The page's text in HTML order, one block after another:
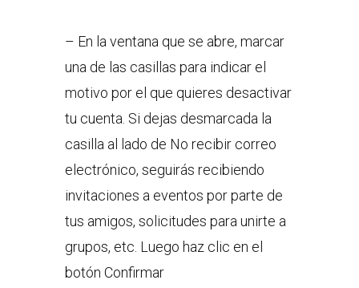
– En la ventana que se abre, marcar
una de las casillas para indicar el
motivo por el que quieres desactivar
tu cuenta. Si dejas desmarcada la
casilla al lado de No recibir correo
electrónico, seguirás recibiendo
invitaciones a eventos por parte de
tus amigos, solicitudes para unirte a
grupos, etc. Luego haz clic en el
botón Confirmar